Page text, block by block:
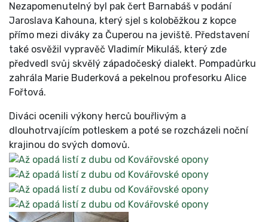
Nezapomenutelný byl pak čert Barnabáš v podání
Jaroslava Kahouna, který sjel s koloběžkou z kopce
přímo mezi diváky za Čuperou na jeviště. Představení
také osvěžil vypravěč Vladimír Mikuláš, který zde
předvedl svůj skvělý západočeský dialekt. Pompadůrku
zahrála Marie Buderková a pekelnou profesorku Alice
Fořtová.
Diváci ocenili výkony herců bouřlivým a
dlouhotrvajícím potleskem a poté se rozcházeli noční
krajinou do svých domovů.